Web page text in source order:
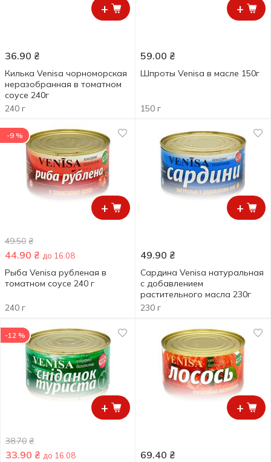
+
36.90 ₴
Килька Venisa чорноморская
неразобранная в томатном
соусе 240г
240 г
+
59.00 ₴
Шпроты Venisa в масле 150г
150 г
+
-9 %
49.50 ₴
44.90 ₴ до 16.08
Рыба Venisa рубленая в
томатном соусе 240 г
240 г
+
49.90 ₴
Сардина Venisa натуральная
с добавлением
растительного масла 230г
230 г
+
-12 %
38.70 ₴
33.90 ₴ до 16.08
+
69.40 ₴